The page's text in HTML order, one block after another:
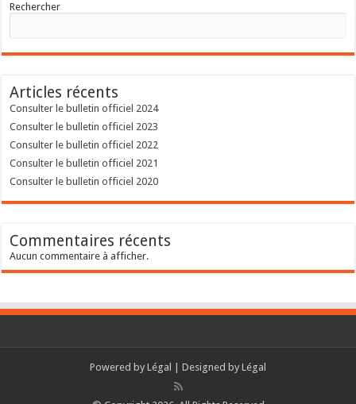
Rechercher
Articles récents
Consulter le bulletin officiel 2024
Consulter le bulletin officiel 2023
Consulter le bulletin officiel 2022
Consulter le bulletin officiel 2021
Consulter le bulletin officiel 2020
Commentaires récents
Aucun commentaire à afficher.
Powered by Légal | Designed by Légal